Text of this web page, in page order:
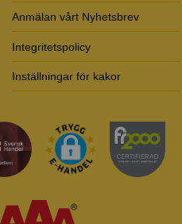
Anmälan vårt Nyhetsbrev
Integritetspolicy
Inställningar för kakor